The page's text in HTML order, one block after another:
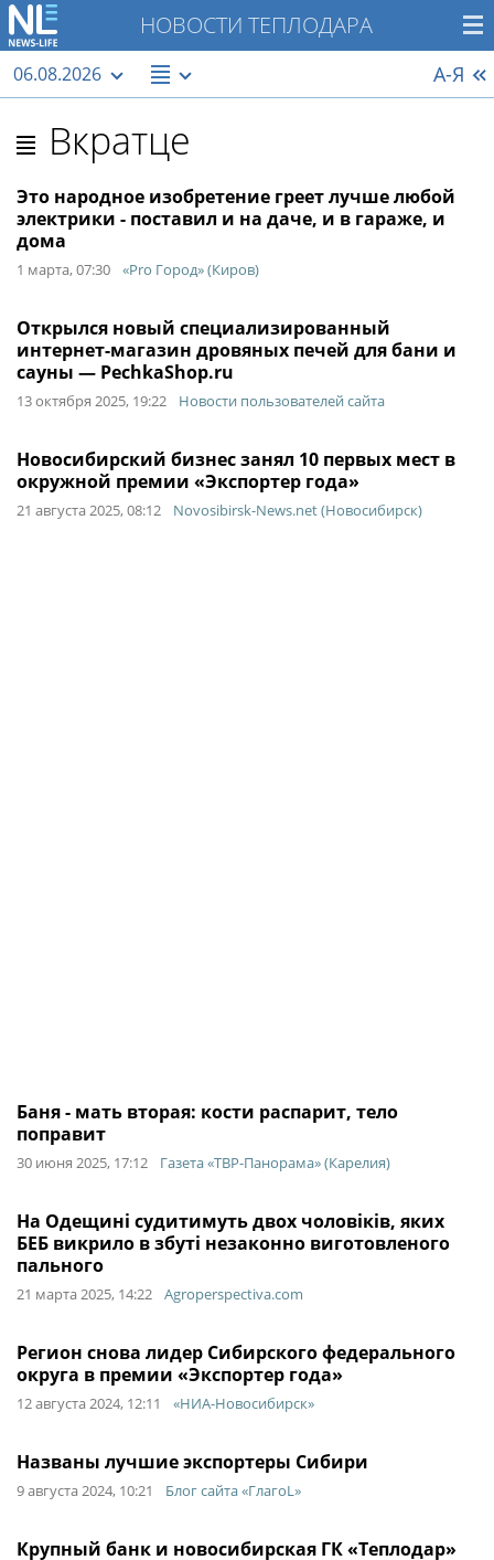
НОВОСТИ ТЕПЛОДАРА
06.08.2026 А-Я
Вкратце
Это народное изобретение греет лучше любой
электрики - поставил и на даче, и в гараже, и
дома
1 марта, 07:30 «Pro Город» (Киров)
Открылся новый специализированный
интернет-магазин дровяных печей для бани и
сауны — PechkaShop.ru
13 октября 2025, 19:22 Новости пользователей сайта
Новосибирский бизнес занял 10 первых мест в
окружной премии «Экспортер года»
21 августа 2025, 08:12 Novosibirsk-News.net (Новосибирск)
Баня - мать вторая: кости распарит, тело
поправит
30 июня 2025, 17:12 Газета «ТВР-Панорама» (Карелия)
На Одещині судитимуть двох чоловіків, яких
БЕБ викрило в збуті незаконно виготовленого
пального
21 марта 2025, 14:22 Agroperspectiva.com
Регион снова лидер Сибирского федерального
округа в премии «Экспортер года»
12 августа 2024, 12:11 «НИА-Новосибирск»
Названы лучшие экспортеры Сибири
9 августа 2024, 10:21 Блог сайта «ГлагоL»
Крупный банк и новосибирская ГК «Теплодар»